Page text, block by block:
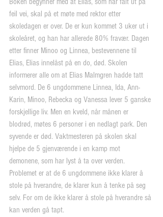
feil vei, skal på et møte med rektor etter
skoledagen er over. De er kun kommet 3 uker ut i
skoleåret, og han har allerede 80% fravær. Dagen
etter finner Minoo og Linnea, bestevennene til
Elias, Elias innelåst på en do, død. Skolen
informerer alle om at Elias Malmgren hadde tatt
selvmord. De 6 ungdommene Linnea, Ida, Ann-
Karin, Minoo, Rebecka og Vanessa lever 5 ganske
forskjellige liv. Men en kveld, når månen er
blodrød, møtes 6 personer i en nedlagt park. Den
syvende er død. Vaktmesteren på skolen skal
hjelpe de 5 gjenværende i en kamp mot
demonene, som har lyst å ta over verden.
Problemet er at de 6 ungdommene ikke klarer å
stole på hverandre, de klarer kun å tenke på seg
selv. For om de ikke klarer å stole på hverandre så
kan verden gå tapt.